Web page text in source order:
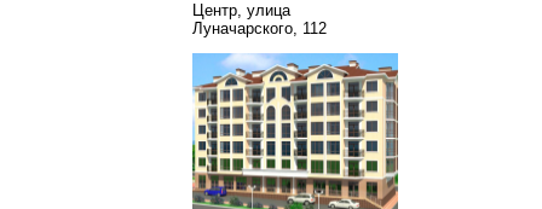
Центр, улица
Луначарского, 112